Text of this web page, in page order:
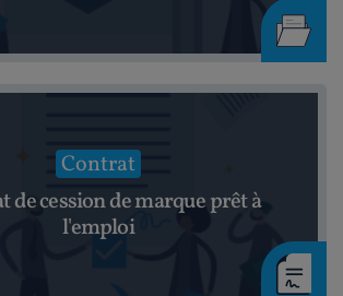
Contrat
de cession de marque prêt à
l'emploi